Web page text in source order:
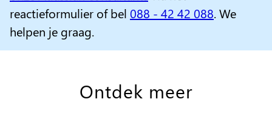
reactieformulier of bel 088 - 42 42 088. We
helpen je graag.
Ontdek meer